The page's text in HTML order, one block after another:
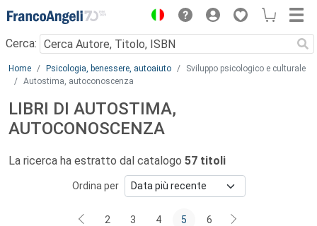
Menu
Cerca:
Main content
Home Psicologia, benessere, autoaiuto
Sviluppo psicologico e culturale
Autostima, autoconoscenza
LIBRI DI AUTOSTIMA,
AUTOCONOSCENZA
La ricerca ha estratto dal catalogo 57 titoli
Ordina per
2 3 4 5 6